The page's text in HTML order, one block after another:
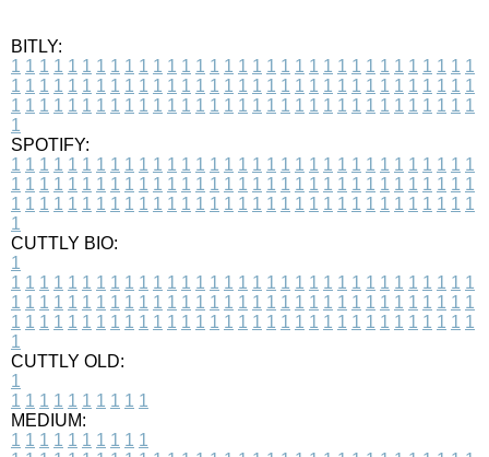
BITLY:
1 1 1 1 1 1 1 1 1 1 1 1 1 1 1 1 1 1 1 1 1 1 1 1 1 1 1 1 1 1 1 1 1
1 1 1 1 1 1 1 1 1 1 1 1 1 1 1 1 1 1 1 1 1 1 1 1 1 1 1 1 1 1 1 1 1
1 1 1 1 1 1 1 1 1 1 1 1 1 1 1 1 1 1 1 1 1 1 1 1 1 1 1 1 1 1 1 1 1
1
SPOTIFY:
1 1 1 1 1 1 1 1 1 1 1 1 1 1 1 1 1 1 1 1 1 1 1 1 1 1 1 1 1 1 1 1 1
1 1 1 1 1 1 1 1 1 1 1 1 1 1 1 1 1 1 1 1 1 1 1 1 1 1 1 1 1 1 1 1 1
1 1 1 1 1 1 1 1 1 1 1 1 1 1 1 1 1 1 1 1 1 1 1 1 1 1 1 1 1 1 1 1 1
1
CUTTLY BIO:
1
1 1 1 1 1 1 1 1 1 1 1 1 1 1 1 1 1 1 1 1 1 1 1 1 1 1 1 1 1 1 1 1 1
1 1 1 1 1 1 1 1 1 1 1 1 1 1 1 1 1 1 1 1 1 1 1 1 1 1 1 1 1 1 1 1 1
1 1 1 1 1 1 1 1 1 1 1 1 1 1 1 1 1 1 1 1 1 1 1 1 1 1 1 1 1 1 1 1 1
1
CUTTLY OLD:
1
1 1 1 1 1 1 1 1 1 1
MEDIUM:
1 1 1 1 1 1 1 1 1 1